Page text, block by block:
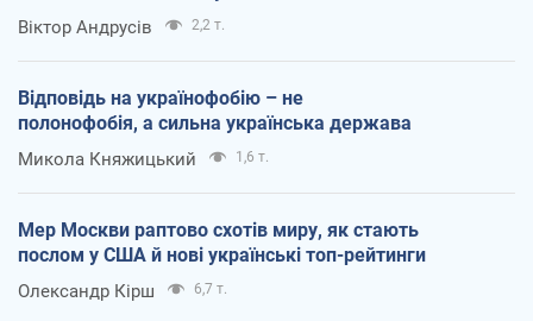
Віктор Андрусів 2,2 т.
Відповідь на українофобію – не
полонофобія, а сильна українська держава
Микола Княжицький 1,6 т.
Мер Москви раптово схотів миру, як стають
послом у США й нові українські топ-рейтинги
Олександр Кірш 6,7 т.